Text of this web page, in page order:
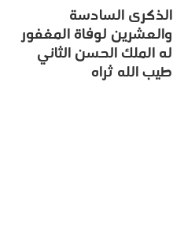
الذكرى السادسة
والعشرين لوفاة المغفور
له الملك الحسن الثاني
طيب الله ثراه